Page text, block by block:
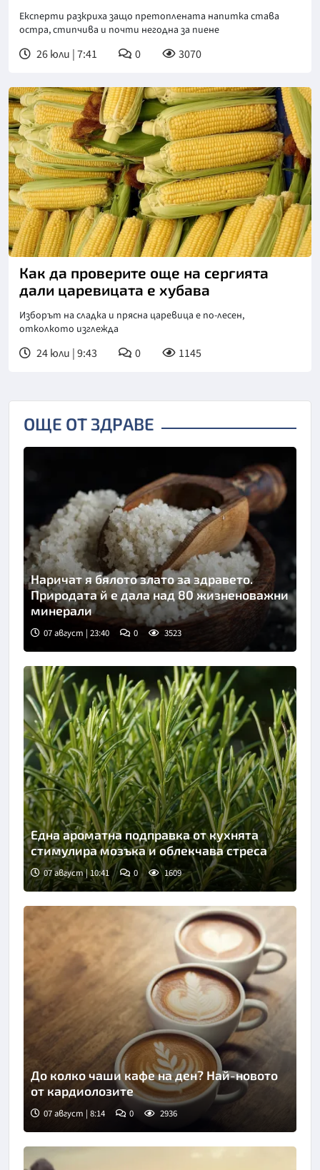
Експерти разкриха защо претоплената напитка става
остра, стипчива и почти негодна за пиене
26 юли | 7:41 0 3070
Как да проверите още на сергията
дали царевицата е хубава
Изборът на сладка и прясна царевица е по-лесен,
отколкото изглежда
24 юли | 9:43 0 1145
ОЩЕ ОТ ЗДРАВЕ
Наричат я бялото злато за здравето.
Природата й е дала над 80 жизненоважни
минерали
07 август | 23:40 0 3523
Снимка: Пиксабей
Една ароматна подправка от кухнята
стимулира мозъка и облекчава стреса
07 август | 10:41 0 1609
Снимка: Пиксабей
До колко чаши кафе на ден? Най-новото
от кардиолозите
07 август | 8:14 0 2936